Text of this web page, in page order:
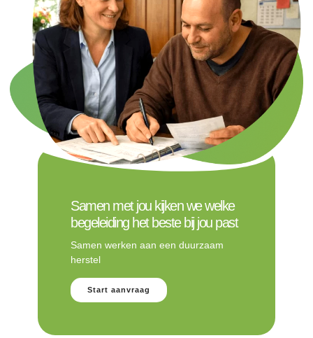
Samen met jou kijken we welke
begeleiding het beste bij jou past
Samen werken aan een duurzaam
herstel
Start aanvraag